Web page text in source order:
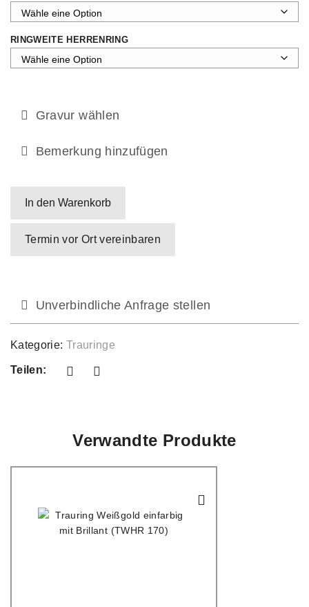
RINGWEITE HERRENRING
Gravur wählen
Bemerkung hinzufügen
In den Warenkorb
Termin vor Ort vereinbaren
Unverbindliche Anfrage stellen
Kategorie: Trauringe
Teilen:
Verwandte Produkte